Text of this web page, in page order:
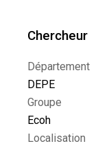
Chercheur
Département
DEPE
Groupe
Ecoh
Localisation